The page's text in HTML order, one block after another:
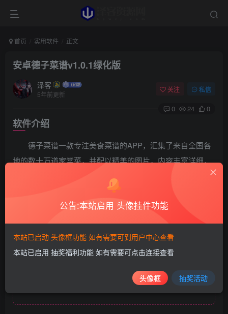
首页 实用软件 正文
安卓德子菜谱v1.0.1绿化版
泽客
5年前更新
关注 私信
0 24 0
软件介绍
德子菜谱一款专注美食菜谱的APP，汇集了来自全国各
地的数十万道家常菜，并配以精美的图片，内容丰富详细，
能为千万厨房提供海量美食菜谱，包括家常菜，西餐，烘焙
食谱，减肥餐，健身餐，宝宝辅食，孕妇食谱，八大菜系等
等一应俱全，已是绿化版。
此处内容已隐藏，请评论后刷新页面查看.
公告:本站启用 头像挂件功能
本站已启动 头像框功能 如有需要可到用户中心查看
本站已启用 抽奖福利功能 如有需要可点击连接查看
头像框 抽奖活动